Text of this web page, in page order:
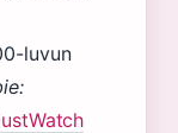
luvun